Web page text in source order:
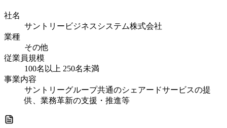
社名
サントリービジネスシステム株式会社
業種
その他
従業員規模
100名以上 250名未満
事業内容
サントリーグループ共通のシェアードサービスの提
供、業務革新の支援・推進等